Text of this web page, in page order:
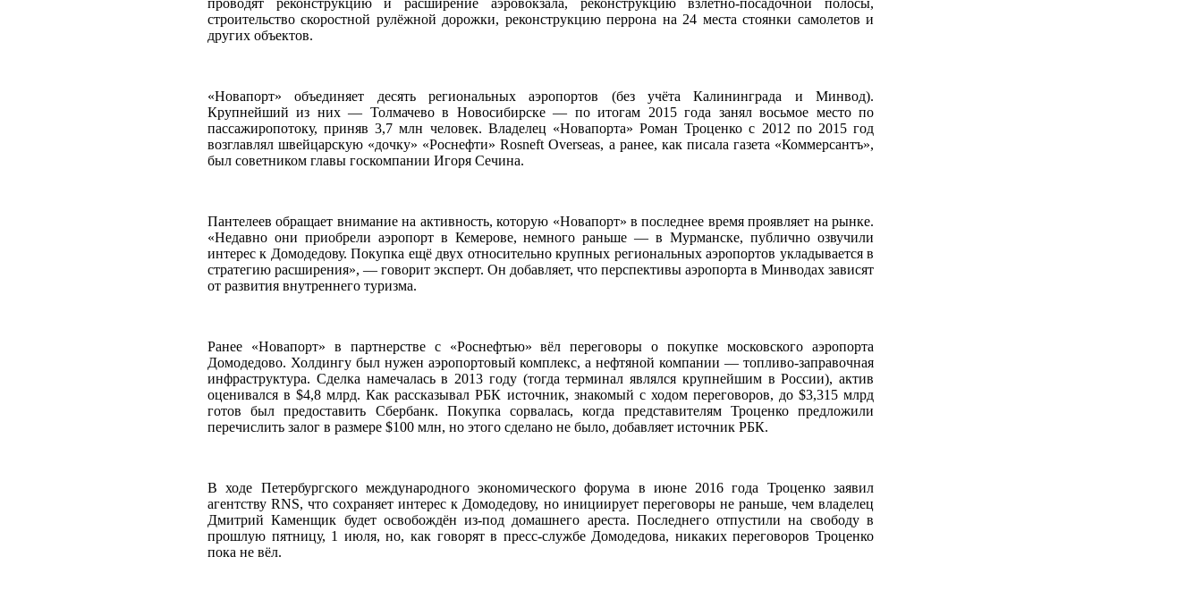
проводят реконструкцию и расширение аэровокзала, реконструкцию взлетно-посадочной полосы,
строительство скоростной рулёжной дорожки, реконструкцию перрона на 24 места стоянки самолетов и
других объектов.
«Новапорт» объединяет десять региональных аэропортов (без учёта Калининграда и Минвод).
Крупнейший из них — Толмачево в Новосибирске — по итогам 2015 года занял восьмое место по
пассажиропотоку, приняв 3,7 млн человек. Владелец «Новапорта» Роман Троценко с 2012 по 2015 год
возглавлял швейцарскую «дочку» «Роснефти» Rosneft Overseas, а ранее, как писала газета «Коммерсантъ»,
был советником главы госкомпании Игоря Сечина.
Пантелеев обращает внимание на активность, которую «Новапорт» в последнее время проявляет на рынке.
«Недавно они приобрели аэропорт в Кемерове, немного раньше — в Мурманске, публично озвучили
интерес к Домодедову. Покупка ещё двух относительно крупных региональных аэропортов укладывается в
стратегию расширения», — говорит эксперт. Он добавляет, что перспективы аэропорта в Минводах зависят
от развития внутреннего туризма.
Ранее «Новапорт» в партнерстве с «Роснефтью» вёл переговоры о покупке московского аэропорта
Домодедово. Холдингу был нужен аэропортовый комплекс, а нефтяной компании — топливо-заправочная
инфраструктура. Сделка намечалась в 2013 году (тогда терминал являлся крупнейшим в России), актив
оценивался в $4,8 млрд. Как рассказывал РБК источник, знакомый с ходом переговоров, до $3,315 млрд
готов был предоставить Сбербанк. Покупка сорвалась, когда представителям Троценко предложили
перечислить залог в размере $100 млн, но этого сделано не было, добавляет источник РБК.
В ходе Петербургского международного экономического форума в июне 2016 года Троценко заявил
агентству RNS, что сохраняет интерес к Домодедову, но инициирует переговоры не раньше, чем владелец
Дмитрий Каменщик будет освобождён из-под домашнего ареста. Последнего отпустили на свободу в
прошлую пятницу, 1 июля, но, как говорят в пресс-службе Домодедова, никаких переговоров Троценко
пока не вёл.